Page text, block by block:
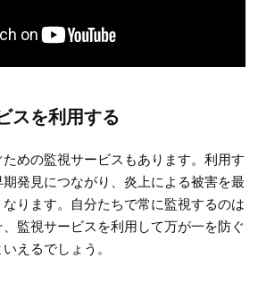
スを利用する
めの監視サービスもあります。利用す
発見につながり、炎上による被害を最
ります。自分たちで常に監視するのは
監視サービスを利用して万が一を防ぐ
えるでしょう。